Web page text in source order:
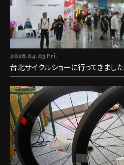
2026.04.03 Fri.
台北サイクルショーに行ってきました